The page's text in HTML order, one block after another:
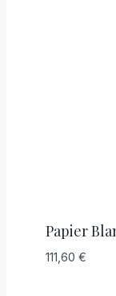
Papier
111,60 €